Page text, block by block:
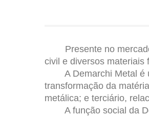
Presente no mercado
civil e diversos materiais
A Demarchi Metal é
transformação da
metálica; e terciário,
A função social da